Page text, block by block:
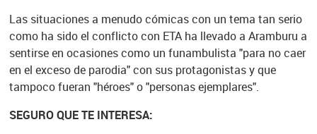
Las situaciones a menudo cómicas con un tema tan serio
como ha sido el conflicto con ETA ha llevado a Aramburu a
sentirse en ocasiones como un funambulista "para no caer
en el exceso de parodia" con sus protagonistas y que
tampoco fueran "héroes" o "personas ejemplares".
SEGURO QUE TE INTERESA: